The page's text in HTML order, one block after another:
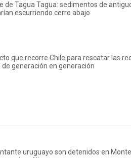
de Tagua Tagua: sedimentos de
escurriendo cerro abajo
que recorre Chile para rescatar las
generación en generación
uruguayo son detenidos en